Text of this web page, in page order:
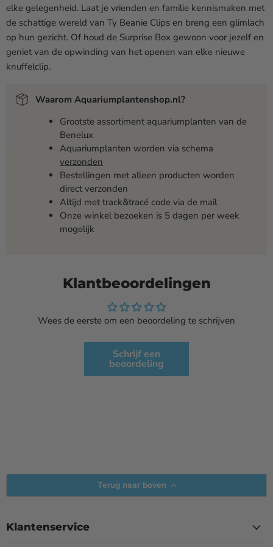
elke gelegenheid. Laat je vrienden en familie kennismaken met
de schattige wereld van Ty Beanie Clips en breng een glimlach
op hun gezicht. Of houd de Surprise Box gewoon voor jezelf en
geniet van de opwinding van het openen van elke nieuwe
knuffelclip.
Waarom Aquariumplantenshop.nl?
Grootste assortiment aquariumplanten van de
Benelux
Aquariumplanten worden via schema
verzonden
Bestellingen met alleen producten worden
direct verzonden
Altijd met track&tracé code via de mail
Onze winkel bezoeken is 5 dagen per week
mogelijk
Klantbeoordelingen
Wees de eerste om een beoordeling te schrijven
Schrijf een
beoordeling
Terug naar boven
Klantenservice